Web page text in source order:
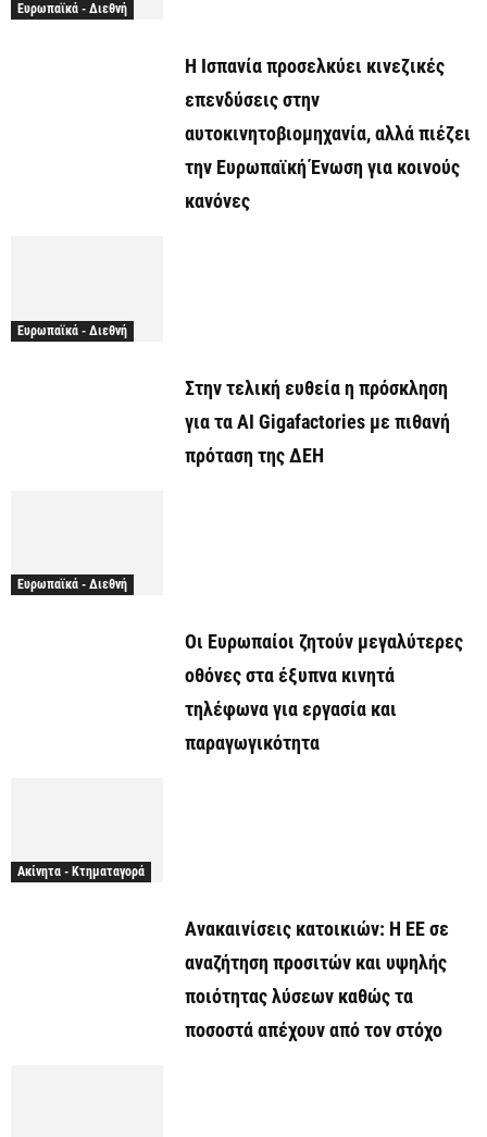
Ευρωπαϊκά - Διεθνή
Η Ισπανία προσελκύει κινεζικές
επενδύσεις στην
αυτοκινητοβιομηχανία, αλλά πιέζει
την Ευρωπαϊκή Ένωση για κοινούς
κανόνες
Ευρωπαϊκά - Διεθνή
Στην τελική ευθεία η πρόσκληση
για τα AI Gigafactories με πιθανή
πρόταση της ΔΕΗ
Ευρωπαϊκά - Διεθνή
Οι Ευρωπαίοι ζητούν μεγαλύτερες
οθόνες στα έξυπνα κινητά
τηλέφωνα για εργασία και
παραγωγικότητα
Ακίνητα - Κτηματαγορά
Ανακαινίσεις κατοικιών: Η ΕΕ σε
αναζήτηση προσιτών και υψηλής
ποιότητας λύσεων καθώς τα
ποσοστά απέχουν από τον στόχο